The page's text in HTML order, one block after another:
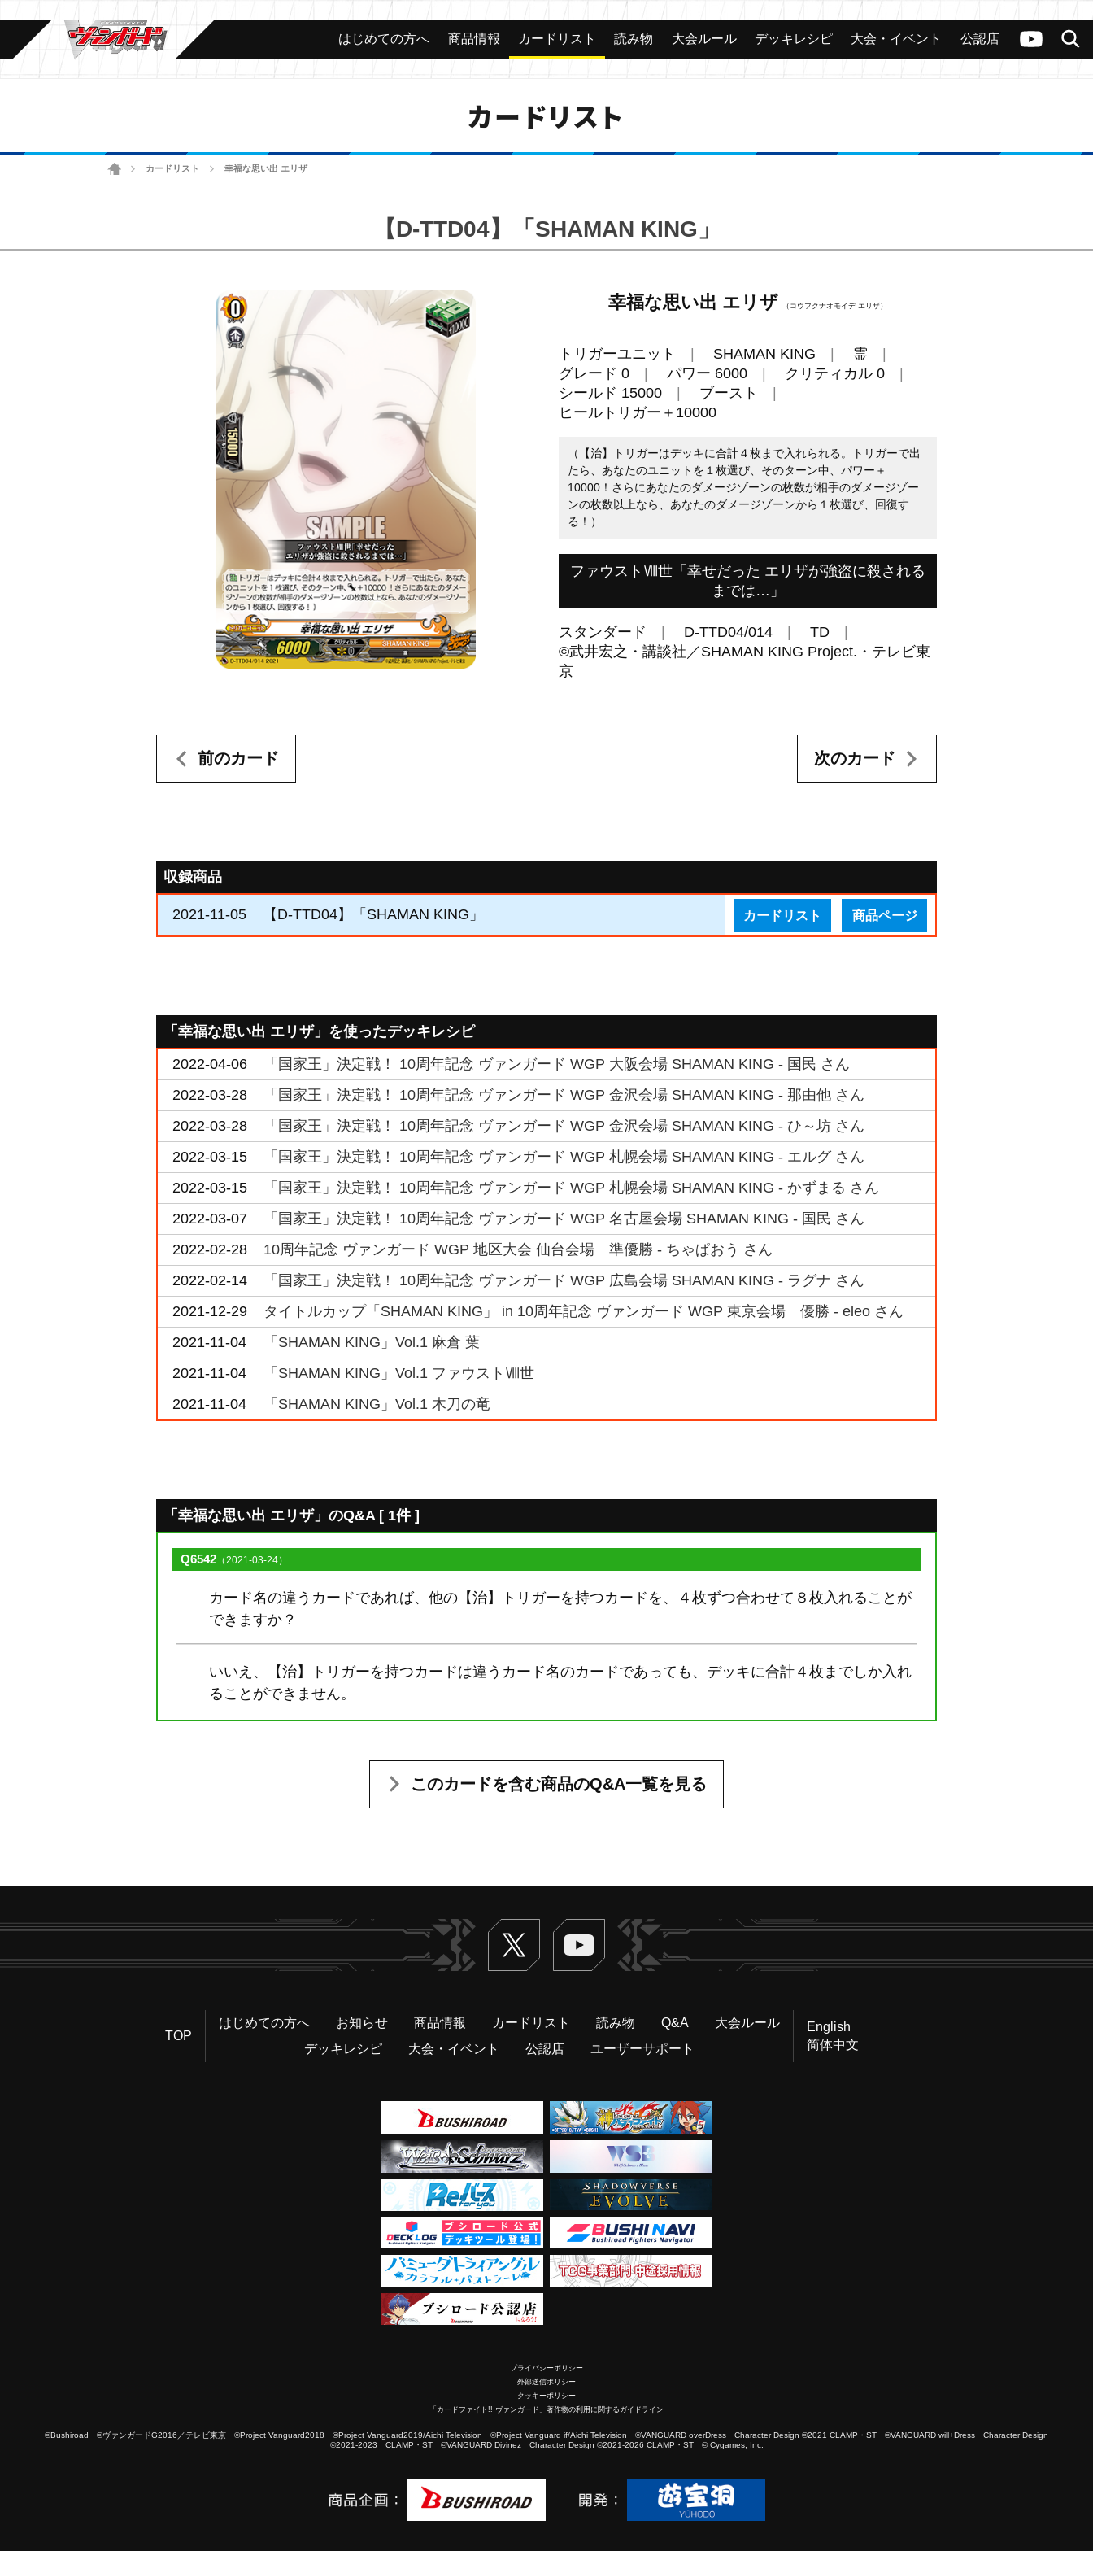
ヴァンガードch
検索
カード 大会 公認店舗 その他
はじめての方へ 商品情報 カードリスト 読み物 大会ルール デッキレシピ 大会・イベント 公認店
カードリスト
ホームカードリスト 幸福な思い出 エリザ
【D-TTD04】「SHAMAN KING」
幸福な思い出 エリザ （コウフクナオモイデ エリザ）
トリガーユニット SHAMAN KING
霊
グレード 0
パワー 6000
クリティカル 0
シールド 15000
ブースト
ヒールトリガー＋10000
（【治】トリガーはデッキに合計４枚まで入れられる。トリガーで出
たら、あなたのユニットを１枚選び、そのターン中、パワー＋
10000！さらにあなたのダメージゾーンの枚数が相手のダメージゾー
ンの枚数以上なら、あなたのダメージゾーンから１枚選び、回復す
る！）
ファウストⅧ世「幸せだった エリザが強盗に殺される
までは…」
スタンダード D-TTD04/014
TD
©武井宏之・講談社／SHAMAN KING Project.・テレビ東
京
前のカード 次のカード
収録商品
2021-11-05 【D-TTD04】「SHAMAN KING」 カードリスト 商品ページ
「幸福な思い出 エリザ」を使ったデッキレシピ
2022-04-06
「国家王」決定戦！ 10周年記念 ヴァンガード WGP 大阪会場 SHAMAN KING - 国民 さん
2022-03-28
「国家王」決定戦！ 10周年記念 ヴァンガード WGP 金沢会場 SHAMAN KING - 那由他 さん
2022-03-28
「国家王」決定戦！ 10周年記念 ヴァンガード WGP 金沢会場 SHAMAN KING - ひ～坊 さん
2022-03-15
「国家王」決定戦！ 10周年記念 ヴァンガード WGP 札幌会場 SHAMAN KING - エルグ さん
2022-03-15
「国家王」決定戦！ 10周年記念 ヴァンガード WGP 札幌会場 SHAMAN KING - かずまる さん
2022-03-07
「国家王」決定戦！ 10周年記念 ヴァンガード WGP 名古屋会場 SHAMAN KING - 国民 さん
2022-02-28
10周年記念 ヴァンガード WGP 地区大会 仙台会場 準優勝 - ちゃぱおう さん
2022-02-14
「国家王」決定戦！ 10周年記念 ヴァンガード WGP 広島会場 SHAMAN KING - ラグナ さん
2021-12-29
タイトルカップ「SHAMAN KING」 in 10周年記念 ヴァンガード WGP 東京会場 優勝 - eleo さん
2021-11-04
「SHAMAN KING」Vol.1 麻倉 葉
2021-11-04
「SHAMAN KING」Vol.1 ファウストⅧ世
2021-11-04
「SHAMAN KING」Vol.1 木刀の竜
「幸福な思い出 エリザ」のQ&A [ 1件 ]
Q6542 （2021-03-24）
カード名の違うカードであれば、他の【治】トリガーを持つカードを、４枚ずつ合わせて８枚入れることが
できますか？
いいえ、【治】トリガーを持つカードは違うカード名のカードであっても、デッキに合計４枚までしか入れ
ることができません。
このカードを含む商品のQ&A一覧を見る
Twitter ヴァンガードch
TOP
はじめての方へ お知らせ 商品情報 カードリスト 読み物 Q&A
大会ルール
デッキレシピ
大会・イベント 公認店 ユーザーサポート
English
简体中文
プライバシーポリシー
外部送信ポリシー
クッキーポリシー
「カードファイト!! ヴァンガード」著作物の利用に関するガイドライン
©Bushiroad ©ヴァンガードG2016／テレビ東京 ©Project Vanguard2018 ©Project Vanguard2019/Aichi Television ©Project Vanguard if/Aichi Television ©VANGUARD overDress Character Design ©2021 CLAMP・ST ©VANGUARD will+Dress Character Design
©2021-2023 CLAMP・ST ©VANGUARD Divinez Character Design ©2021-2026 CLAMP・ST © Cygames, Inc.